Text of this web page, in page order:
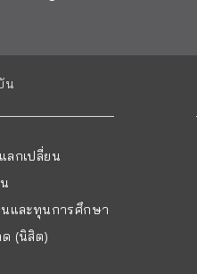
น
ลกเปลี่ยน
นและทุนการศึกษา
(นิสิต)